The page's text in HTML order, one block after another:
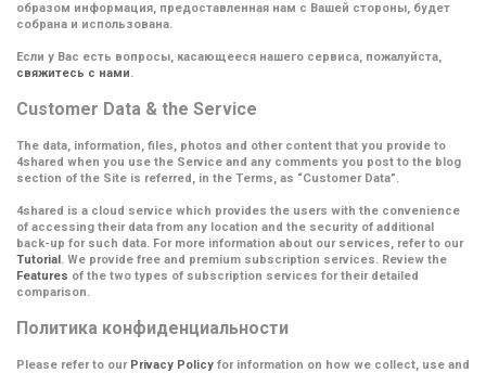
образом информация, предоставленная нам с Вашей стороны, будет
собрана и использована.
Если у Вас есть вопросы, касающееся нашего сервиса, пожалуйста,
свяжитесь с нами.
Customer Data & the Service
The data, information, files, photos and other content that you provide to
4shared when you use the Service and any comments you post to the blog
section of the Site is referred, in the Terms, as “Customer Data”.
4shared is a cloud service which provides the users with the convenience
of accessing their data from any location and the security of additional
back-up for such data. For more information about our services, refer to our
Tutorial. We provide free and premium subscription services. Review the
Features of the two types of subscription services for their detailed
comparison.
Политика конфиденциальности
Please refer to our Privacy Policy for information on how we collect, use and